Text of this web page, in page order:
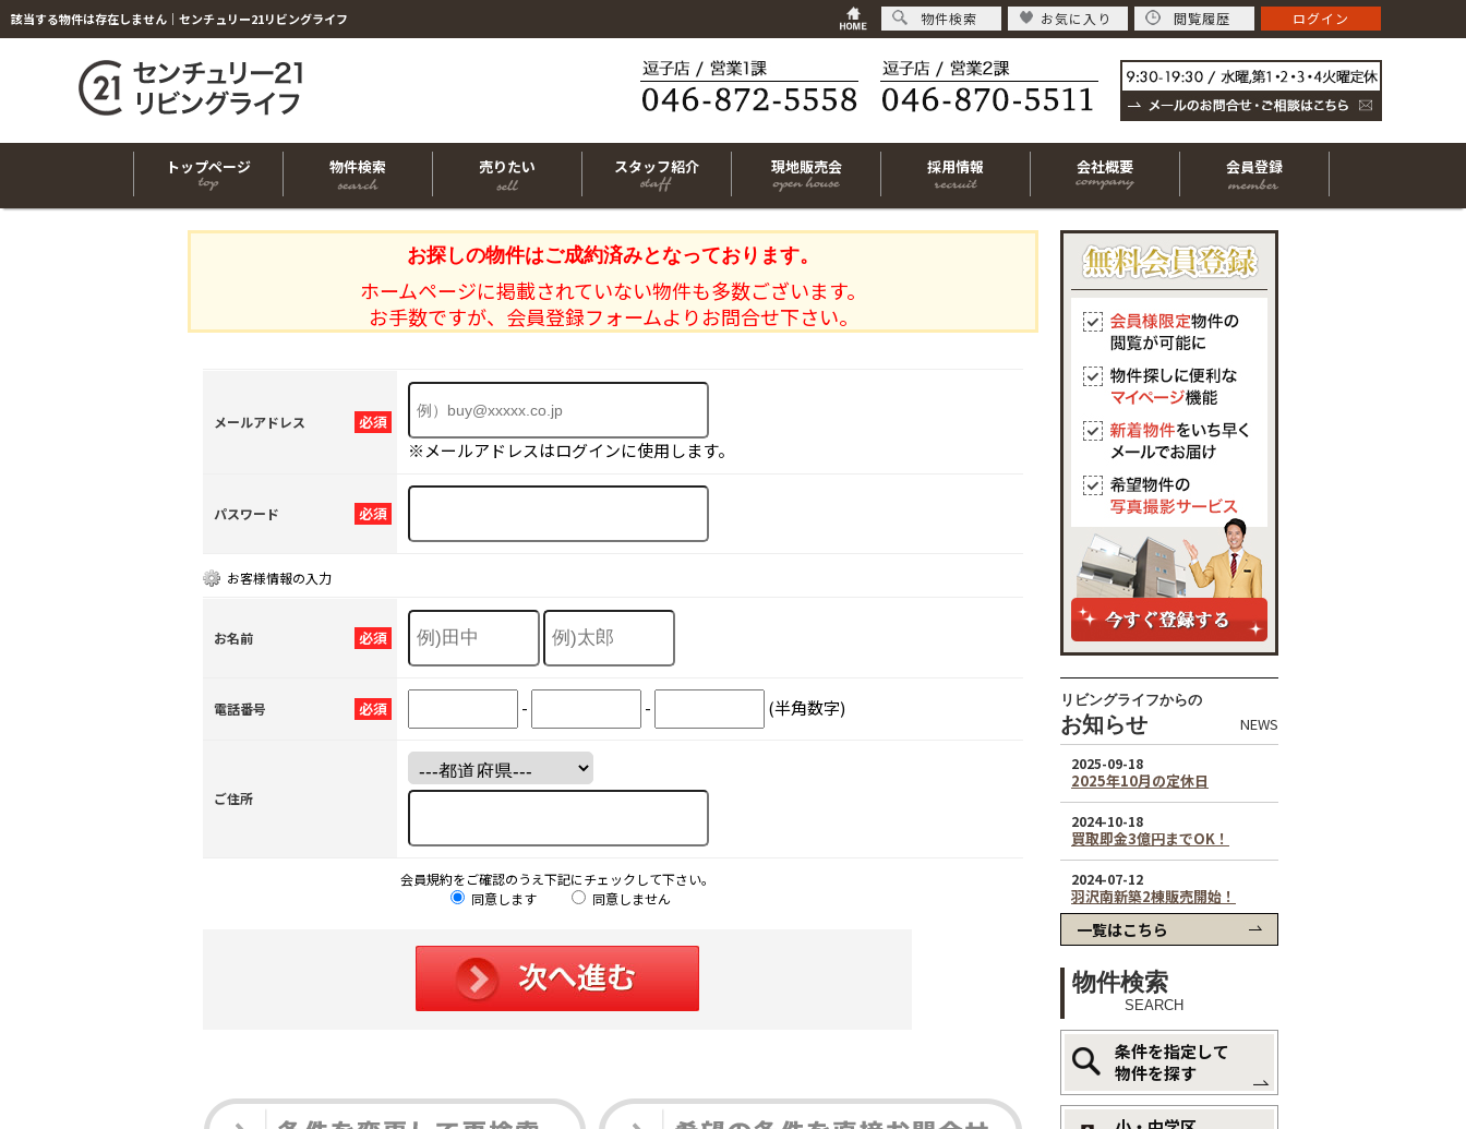
該当する物件は存在しません｜センチュリー21リビングライフ
トップページ 物件検索 売りたい スタッフ紹介 現地販売会 採用情報 会社概要 会員登録
お探しの物件はご成約済みとなっております。
ホームページに掲載されていない物件も多数ございます。
お手数ですが、会員登録フォームよりお問合せ下さい。
必須
メールアドレス
※メールアドレスはログインに使用します。
必須
パスワード
お客様情報の入力
必須
お名前
必須
電話番号 - - (半角数字)
ご住所
会員規約をご確認のうえ下記にチェックして下さい。
同意します
同意しません
リビングライフからの
お知らせ NEWS
一覧はこちら
物件検索
SEARCH
条件を指定して
物件を探す
物件検索 お気に入り 閲覧履歴 ログイン